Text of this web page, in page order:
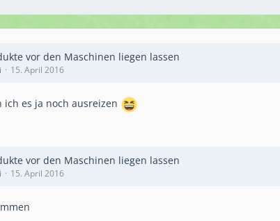
vor den Maschinen liegen lassen
15. April 2016
ich es ja noch ausreizen
vor den Maschinen liegen lassen
15. April 2016